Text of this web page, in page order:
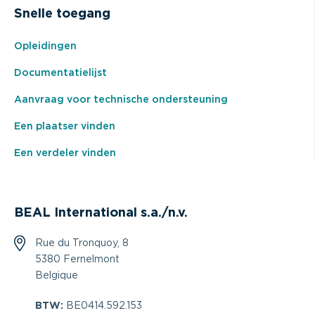
Snelle toegang
Opleidingen
Documentatielijst
Aanvraag voor technische ondersteuning
Een plaatser vinden
Een verdeler vinden
BEAL International s.a./n.v.
Rue du Tronquoy, 8
5380 Fernelmont
Belgique
BTW: BE0414.592.153